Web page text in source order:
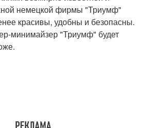
немецкой фирмы "Триумф"
красивы, удобны и безопасны.
минимайзер "Триумф" будет